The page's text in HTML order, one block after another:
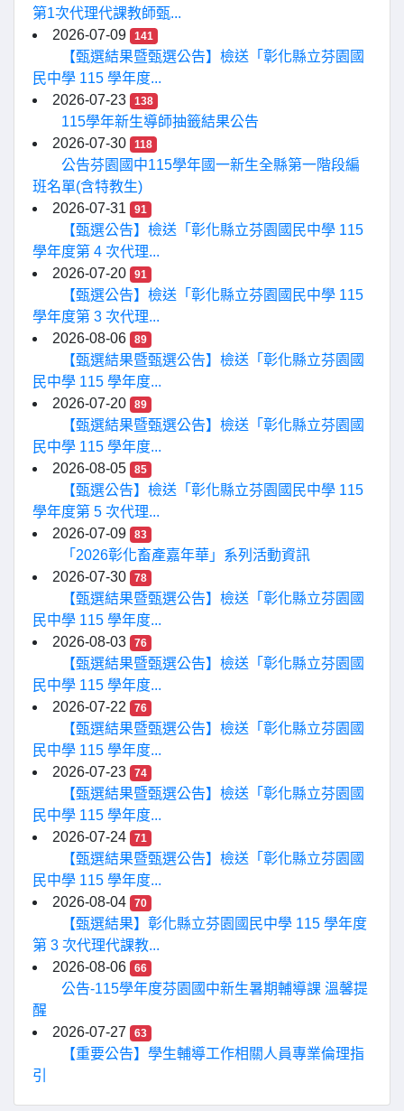
第1次代理代課教師甄...
2026-07-09
141
【甄選結果暨甄選公告】檢送「彰化縣立芬園國
民中學 115 學年度...
2026-07-23
138
115學年新生導師抽籤結果公告
2026-07-30
118
公告芬園國中115學年國一新生全縣第一階段編
班名單(含特教生)
2026-07-31
91
【甄選公告】檢送「彰化縣立芬園國民中學 115
學年度第 4 次代理...
2026-07-20
91
【甄選公告】檢送「彰化縣立芬園國民中學 115
學年度第 3 次代理...
2026-08-06
89
【甄選結果暨甄選公告】檢送「彰化縣立芬園國
民中學 115 學年度...
2026-07-20
89
【甄選結果暨甄選公告】檢送「彰化縣立芬園國
民中學 115 學年度...
2026-08-05
85
【甄選公告】檢送「彰化縣立芬園國民中學 115
學年度第 5 次代理...
2026-07-09
83
「2026彰化畜產嘉年華」系列活動資訊
2026-07-30
78
【甄選結果暨甄選公告】檢送「彰化縣立芬園國
民中學 115 學年度...
2026-08-03
76
【甄選結果暨甄選公告】檢送「彰化縣立芬園國
民中學 115 學年度...
2026-07-22
76
【甄選結果暨甄選公告】檢送「彰化縣立芬園國
民中學 115 學年度...
2026-07-23
74
【甄選結果暨甄選公告】檢送「彰化縣立芬園國
民中學 115 學年度...
2026-07-24
71
【甄選結果暨甄選公告】檢送「彰化縣立芬園國
民中學 115 學年度...
2026-08-04
70
【甄選結果】彰化縣立芬園國民中學 115 學年度
第 3 次代理代課教...
2026-08-06
66
公告-115學年度芬園國中新生暑期輔導課 溫馨提
醒
2026-07-27
63
【重要公告】學生輔導工作相關人員專業倫理指
引